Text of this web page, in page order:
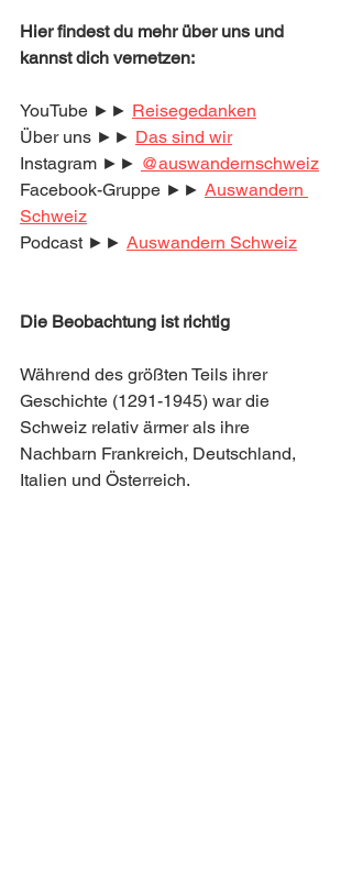
Hier findest du mehr über uns und
kannst dich vernetzen:
YouTube ►► Reisegedanken
Über uns ►► Das sind wir
Instagram ►► @auswandernschweiz
Facebook-Gruppe ►► Auswandern
Schweiz
Podcast ►► Auswandern Schweiz
Die Beobachtung ist richtig
Während des größten Teils ihrer
Geschichte (1291-1945) war die
Schweiz relativ ärmer als ihre
Nachbarn Frankreich, Deutschland,
Italien und Österreich.